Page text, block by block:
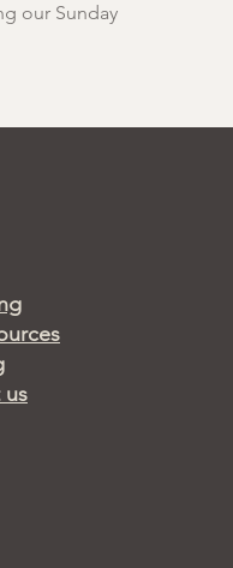
our Sunday
us